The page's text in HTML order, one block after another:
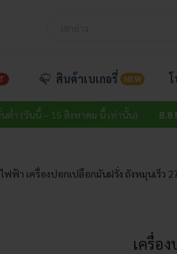
สินค้าเบเกอรี่ NEW
สิงหาคม นี้ เท่านั้น) 8.8 Mega Sale
ฟฟ้า เครื่องปอกเปลือกมันฝรั่ง ถังหมุนเร็ว
เครื่อ